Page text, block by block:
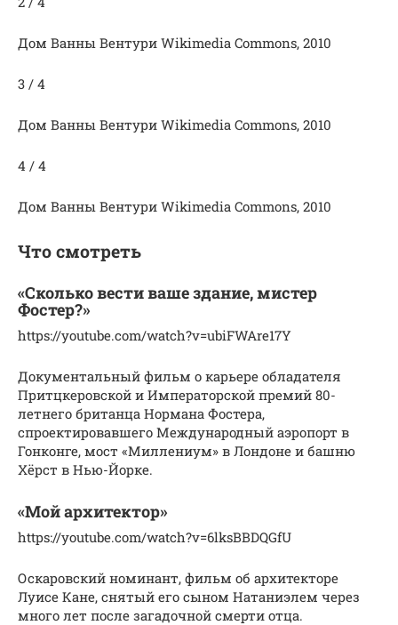
Дом Ванны Вентури Wikimedia Commons, 2010
3 / 4
Дом Ванны Вентури Wikimedia Commons, 2010
4 / 4
Дом Ванны Вентури Wikimedia Commons, 2010
Что смотреть
«Сколько вести ваше здание, мистер
Фостер?»
https://youtube.com/watch?v=ubiFWAre17Y
Документальный фильм о карьере обладателя
Притцкеровской и Императорской премий 80-
летнего британца Нормана Фостера,
спроектировавшего Международный аэропорт в
Гонконге, мост «Миллениум» в Лондоне и башню
Хёрст в Нью-Йорке.
«Мой архитектор»
https://youtube.com/watch?v=6lksBBDQGfU
Оскаровский номинант, фильм об архитекторе
Луисе Кане, снятый его сыном Натаниэлем через
много лет после загадочной смерти отца.